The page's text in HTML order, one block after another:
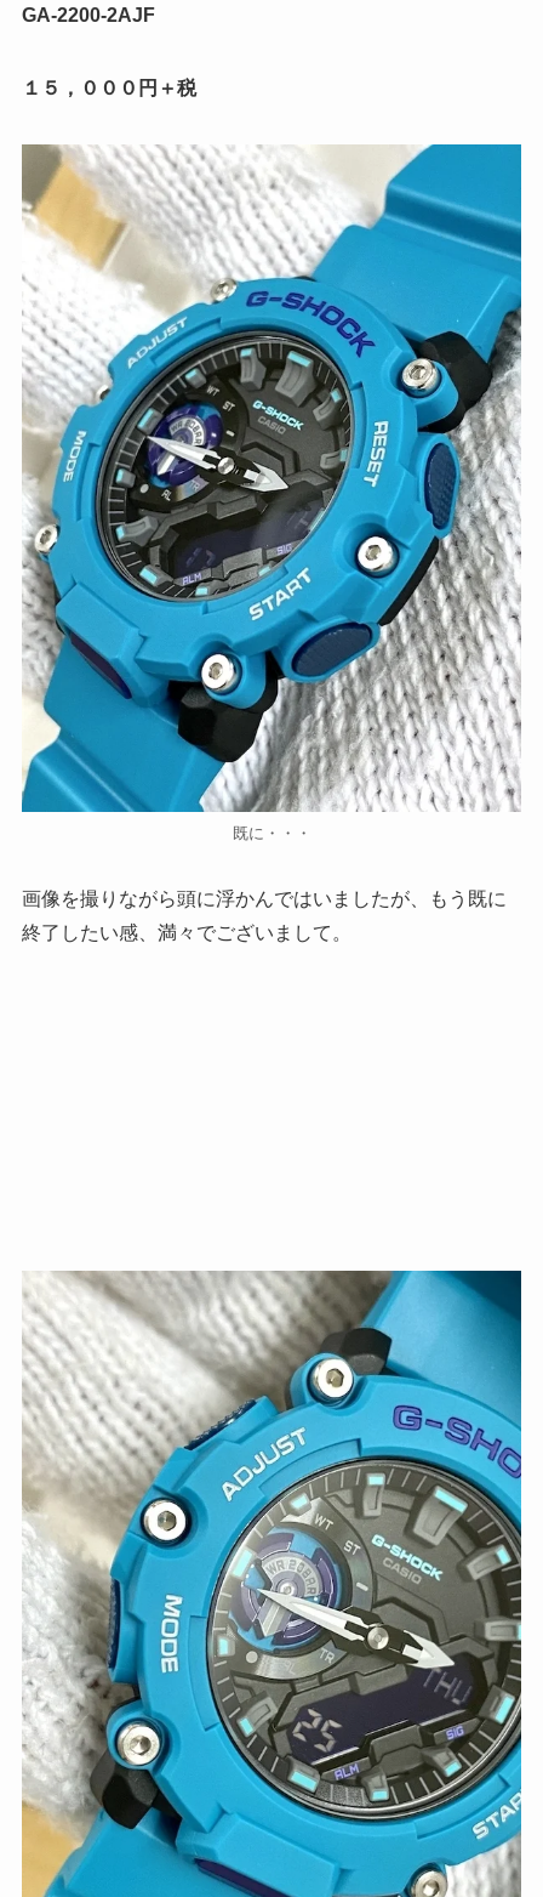
GA-2200-2AJF
１５，０００円＋税
既に・・・
画像を撮りながら頭に浮かんではいましたが、もう既に
終了したい感、満々でございまして。